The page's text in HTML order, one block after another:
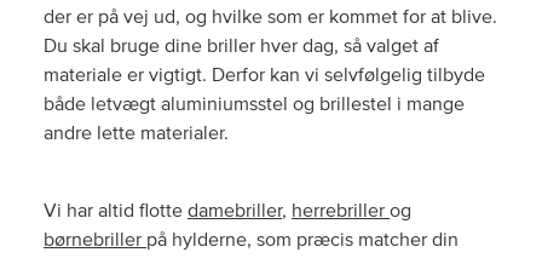
der er på vej ud, og hvilke som er kommet for at blive.
Du skal bruge dine briller hver dag, så valget af
materiale er vigtigt. Derfor kan vi selvfølgelig tilbyde
både letvægt aluminiumsstel og brillestel i mange
andre lette materialer.
Vi har altid flotte damebriller, herrebriller og
børnebriller på hylderne, som præcis matcher din